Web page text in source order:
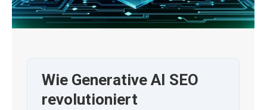
Wie Generative AI SEO
revolutioniert